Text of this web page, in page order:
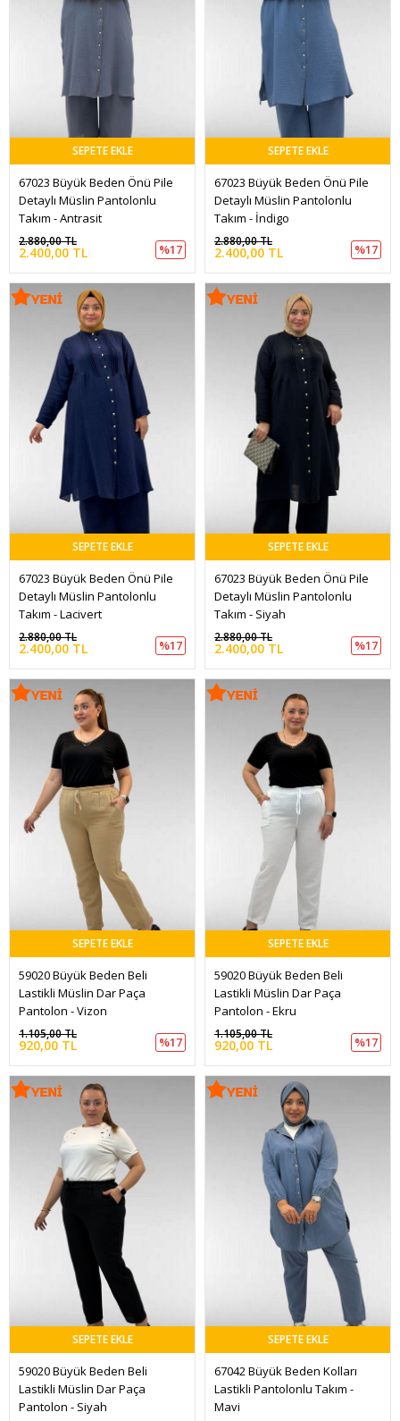
SEPETE EKLE
67023 Büyük Beden Önü Pile
Detaylı Müslin Pantolonlu
Takım - Antrasit
2.400,00 TL
2.880,00 TL
%17
SEPETE EKLE
67023 Büyük Beden Önü Pile
Detaylı Müslin Pantolonlu
Takım - İndigo
2.400,00 TL
2.880,00 TL
%17
SEPETE EKLE
67023 Büyük Beden Önü Pile
Detaylı Müslin Pantolonlu
Takım - Lacivert
2.400,00 TL
2.880,00 TL
%17
SEPETE EKLE
67023 Büyük Beden Önü Pile
Detaylı Müslin Pantolonlu
Takım - Siyah
2.400,00 TL
2.880,00 TL
%17
SEPETE EKLE
59020 Büyük Beden Beli
Lastikli Müslin Dar Paça
Pantolon - Vizon
920,00 TL
1.105,00 TL
%17
SEPETE EKLE
59020 Büyük Beden Beli
Lastikli Müslin Dar Paça
Pantolon - Ekru
920,00 TL
1.105,00 TL
%17
SEPETE EKLE
59020 Büyük Beden Beli
Lastikli Müslin Dar Paça
Pantolon - Siyah
SEPETE EKLE
67042 Büyük Beden Kolları
Lastikli Pantolonlu Takım -
Mavi